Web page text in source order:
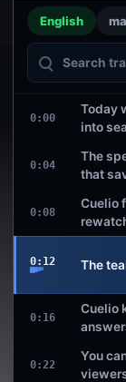
English
0:00
Today
into
0:04
The
that
0:08
Cuelio
0:12 The
0:16
Cuelio
0:22
You